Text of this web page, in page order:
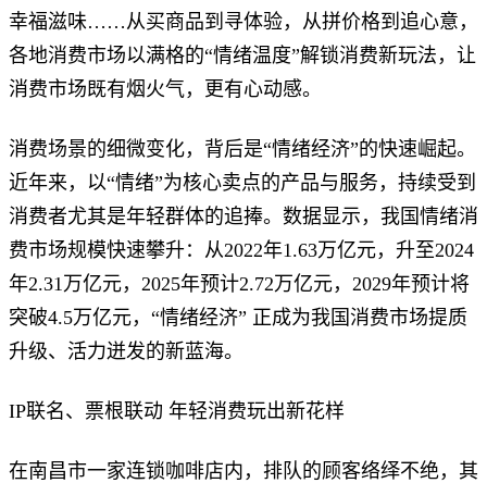
幸福滋味……从买商品到寻体验，从拼价格到追心意，
各地消费市场以满格的“情绪温度”解锁消费新玩法，让
消费市场既有烟火气，更有心动感。
消费场景的细微变化，背后是“情绪经济”的快速崛起。
近年来，以“情绪”为核心卖点的产品与服务，持续受到
消费者尤其是年轻群体的追捧。数据显示，我国情绪消
费市场规模快速攀升：从2022年1.63万亿元，升至2024
年2.31万亿元，2025年预计2.72万亿元，2029年预计将
突破4.5万亿元，“情绪经济” 正成为我国消费市场提质
升级、活力迸发的新蓝海。
IP联名、票根联动 年轻消费玩出新花样
在南昌市一家连锁咖啡店内，排队的顾客络绎不绝，其